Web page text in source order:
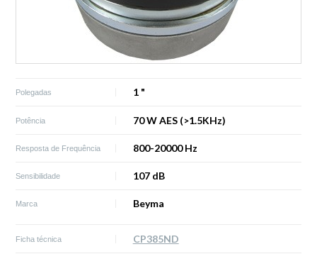
Polegadas 1 "
Potência 70 W AES (>1.5KHz)
Resposta de Frequência 800-20000 Hz
Sensibilidade 107 dB
Marca Beyma
Ficha técnica CP385ND